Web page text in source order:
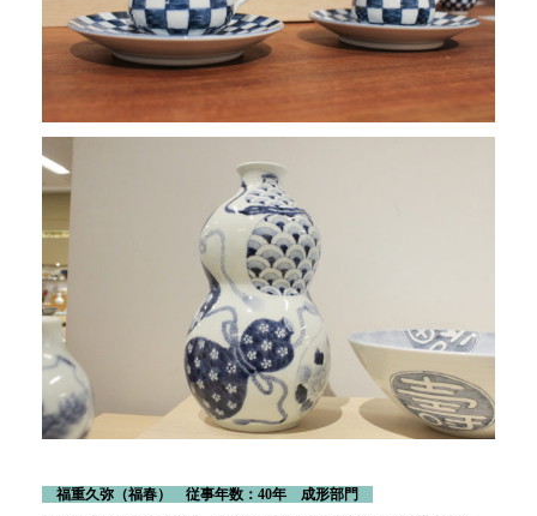
福重久弥（福春） 従事年数：40年 成形部門